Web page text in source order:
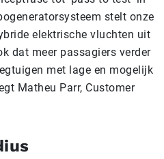
stelt onze
elektrische vluchten uit
dat meer passagiers verder
met lage en mogelijk
Matheu Parr, Customer